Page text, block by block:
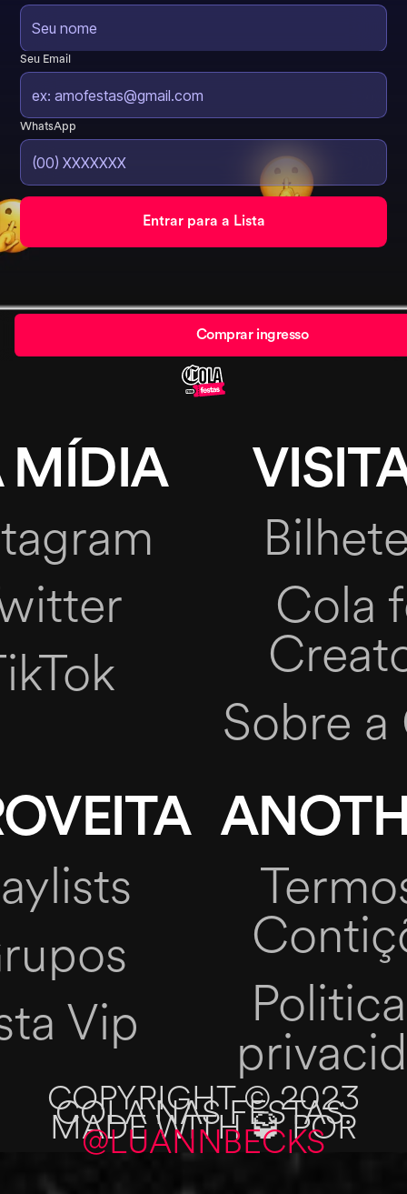
Seu Email
WhatsApp
Comprar ingresso
MÍDIA
Cola
Sobre a
Vip
COPYRIGHT © 2023
COLA NAS FESTAS.
MADE WITH 🥃 POR
@LUANNBECKS